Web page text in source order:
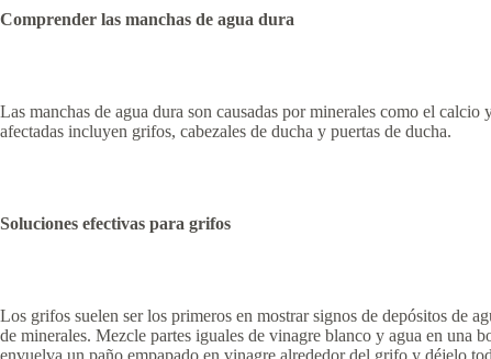
Comprender las manchas de agua dura
Las manchas de agua dura son causadas por minerales como el
afectadas incluyen grifos, cabezales de ducha y puertas de ducha.
Soluciones efectivas para grifos
Los grifos suelen ser los primeros en mostrar signos de depósitos de
de minerales. Mezcle partes iguales de vinagre blanco y agua en una
envuelva un paño empapado en vinagre alrededor del grifo y déjelo